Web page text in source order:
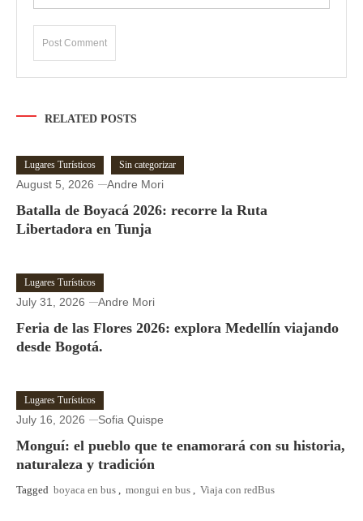
RELATED POSTS
Lugares Turísticos Sin categorizar
August 5, 2026 Andre Mori
Batalla de Boyacá 2026: recorre la Ruta
Libertadora en Tunja
Lugares Turísticos
July 31, 2026 Andre Mori
Feria de las Flores 2026: explora Medellín viajando
desde Bogotá.
Lugares Turísticos
July 16, 2026 Sofia Quispe
Monguí: el pueblo que te enamorará con su historia,
naturaleza y tradición
Tagged boyaca en bus , mongui en bus , Viaja con redBus